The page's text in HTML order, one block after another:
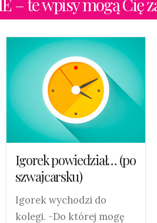
Igorek powiedział… (po
szwajcarsku)
Igorek wychodzi do
kolegi. -Do której mogę